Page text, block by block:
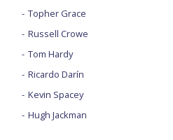
Topher Grace
Russell Crowe
Tom Hardy
Ricardo Darín
Kevin Spacey
Hugh Jackman